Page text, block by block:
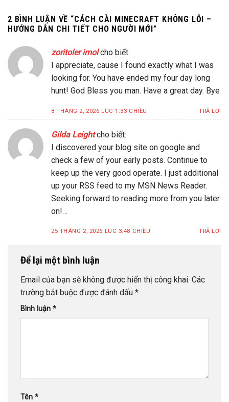
2 BÌNH LUẬN VỀ “CÁCH CÀI MINECRAFT KHÔNG LỖI –
HƯỚNG DẪN CHI TIẾT CHO NGƯỜI MỚI ”
zoritoler imol cho biết:
I appreciate, cause I found exactly what I was
looking for. You have ended my four day long
hunt! God Bless you man. Have a great day. Bye
8 THÁNG 2, 2026 LÚC 1:33 CHIỀU TRẢ LỜI
Gilda Leight cho biết:
I discovered your blog site on google and
check a few of your early posts. Continue to
keep up the very good operate. I just additional
up your RSS feed to my MSN News Reader.
Seeking forward to reading more from you later
on!…
25 THÁNG 2, 2026 LÚC 3:48 CHIỀU TRẢ LỜI
Để lại một bình luận
Email của bạn sẽ không được hiển thị công khai. Các
trường bắt buộc được đánh dấu *
Bình luận *
Tên *